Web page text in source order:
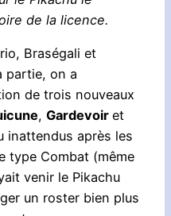
de la licence.
Braségali et
partie, on a
de trois nouveaux
, Gardevoir et
inattendus après les
type Combat (même
venir le Pikachu
un roster bien plus